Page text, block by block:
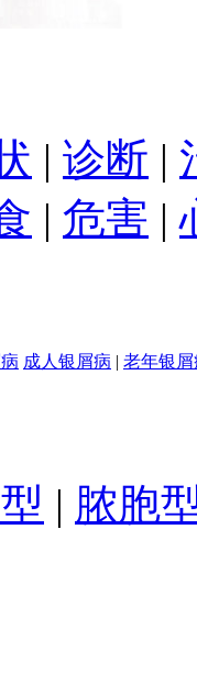
| 诊断 |
| 危害 |
成人银屑病 | 老年银屑
| 脓胞